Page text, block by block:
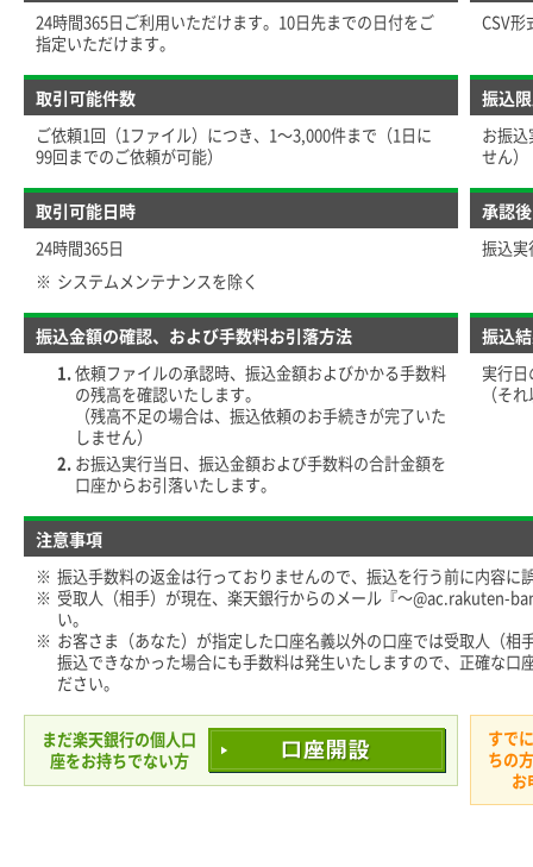
24時間365日ご利用いただけます。10日先までの日付をご
指定いただけます。
CSV形
取引可能件数
ご依頼1回（1ファイル）につき、1～3,000件まで（1日に
99回までのご依頼が可能）
振込
お振
せん）
取引可能日時
24時間365日
※ システムメンテナンスを除く
承認
振込実
振込金額の確認、および手数料お引落方法
依頼ファイルの承認時、振込金額およびかかる手数料
の残高を確認いたします。
（残高不足の場合は、振込依頼のお手続きが完了いた
しません）
お振込実行当日、振込金額および手数料の合計金額を
口座からお引落いたします。
振込
実行日
（そ
注意事項
※ 振込手数料の返金は行っておりませんので、振込を行う前に内容に
※ 受取人（相手）が現在、楽天銀行からのメール『～@ac.rakuten-
い。
※ お客さま（あなた）が指定した口座名義以外の口座では受取人（相
振込できなかった場合にも手数料は発生いたしますので、正確な
ださい。
まだ楽天銀行の個人口
座をお持ちでない方
すで
ちの
お